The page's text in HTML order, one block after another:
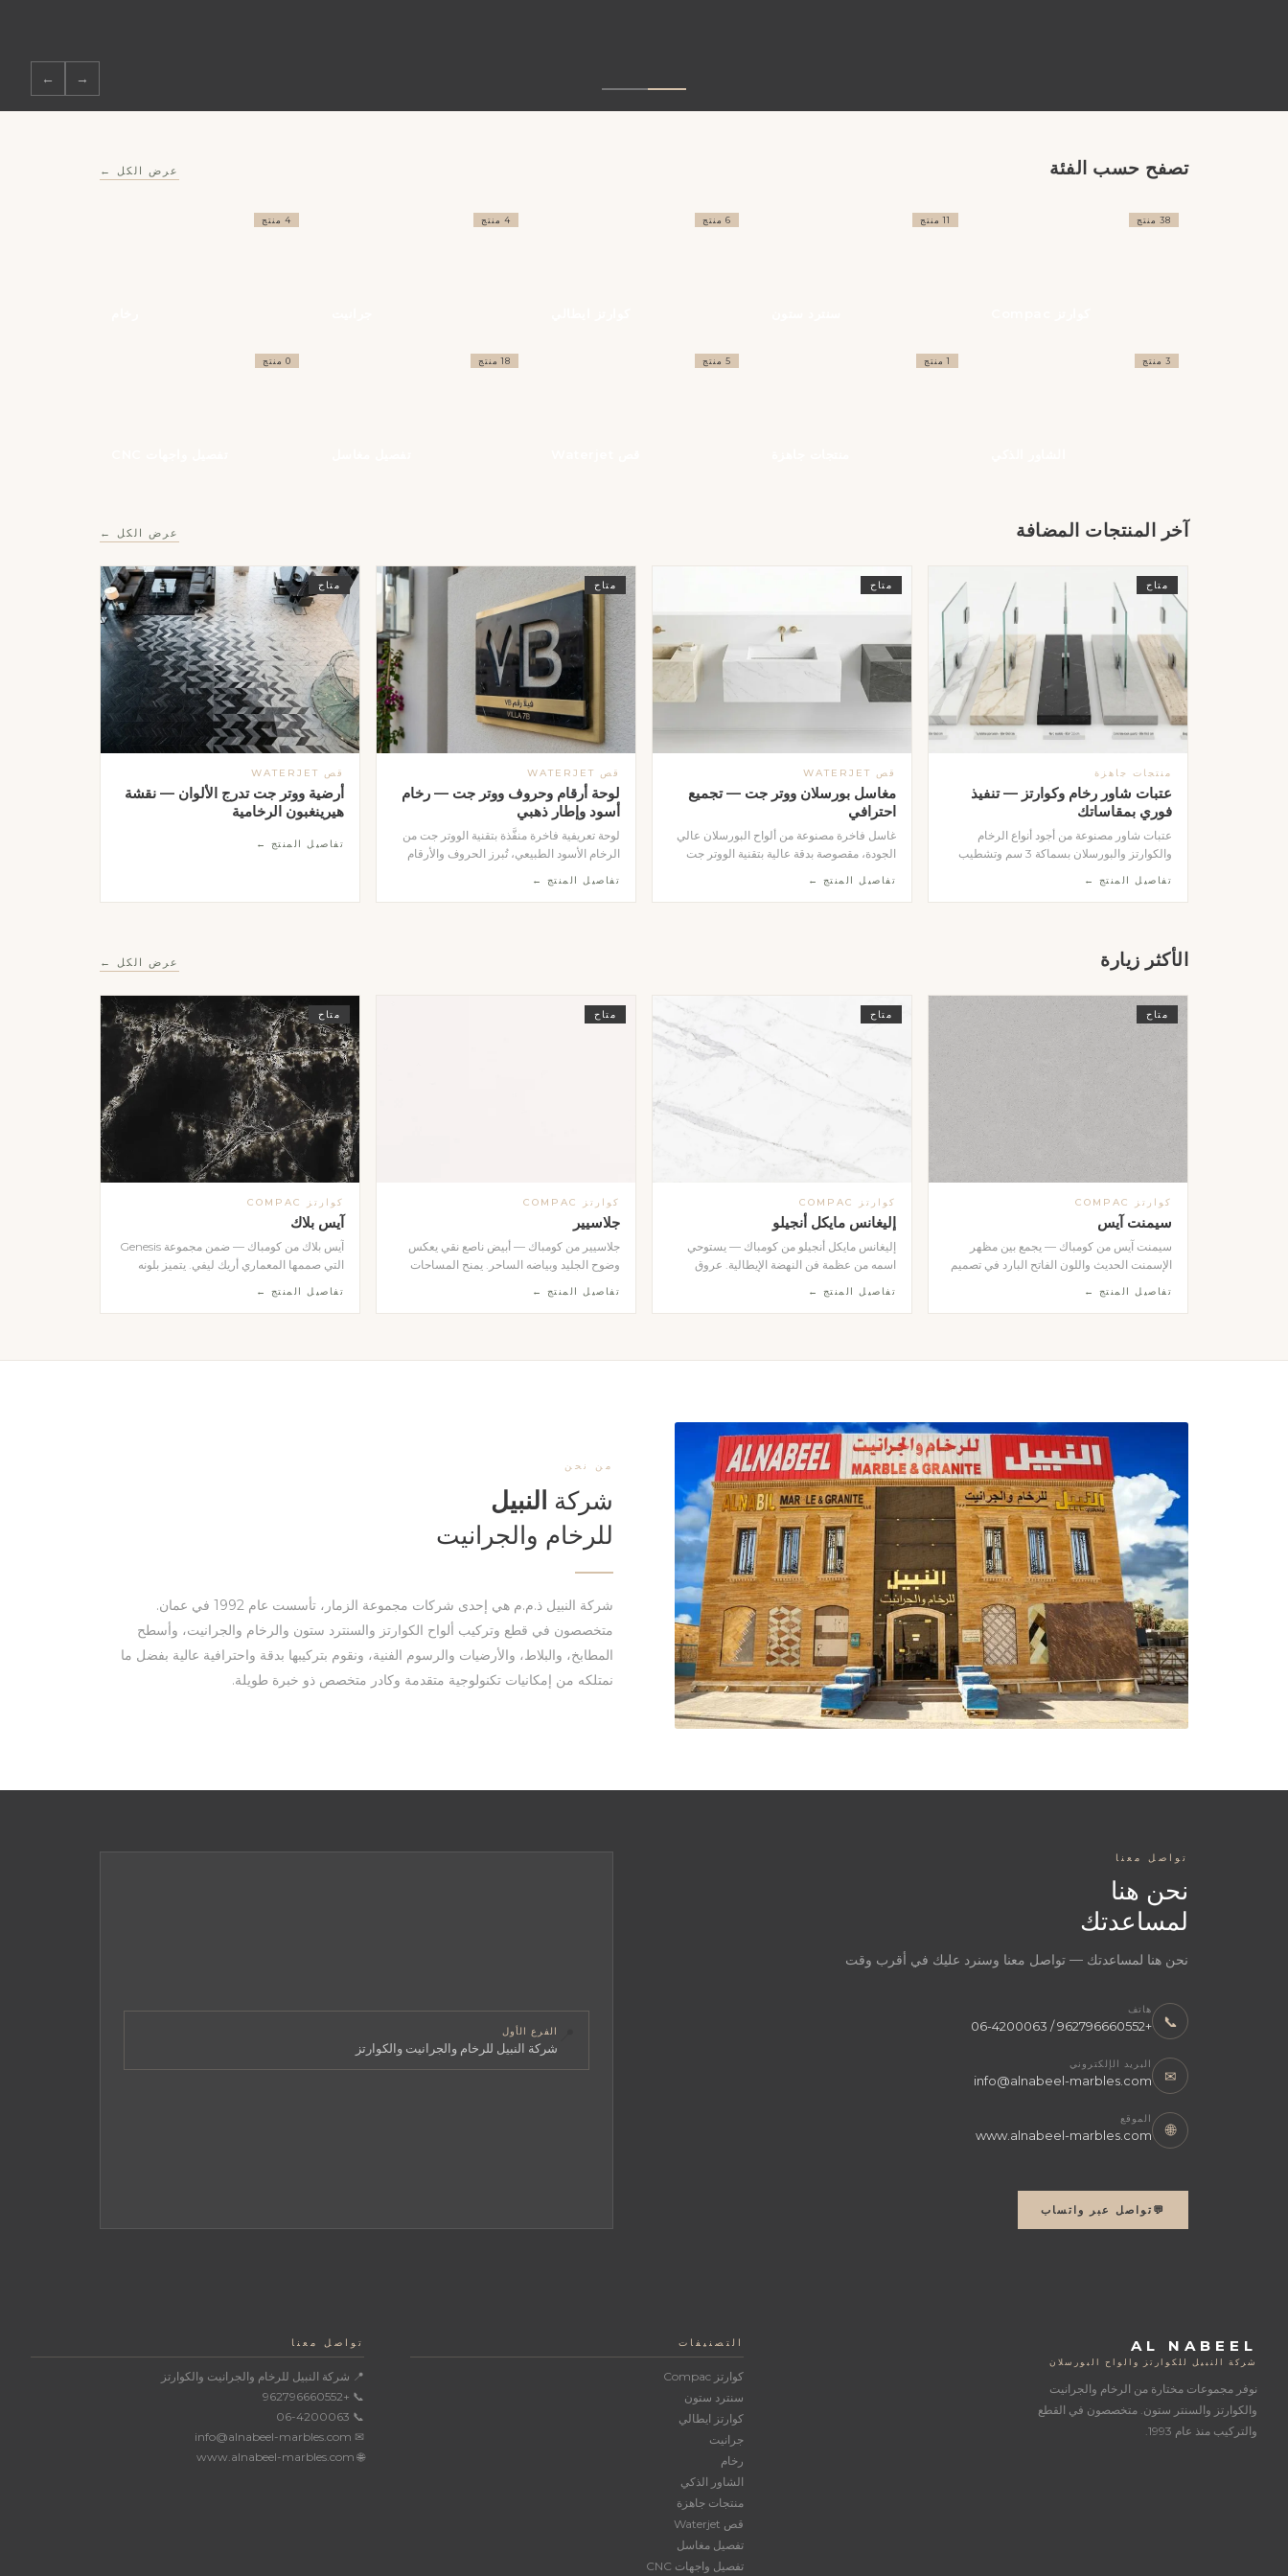
→
←
تصفح حسب الفئة عرض الكل ←
38 منتج 11 منتج 6 منتج 4 منتج 4 منتج
3 منتج 1 منتج 5 منتج 18 منتج 0 منتج
آخر المنتجات المضافة عرض الكل ←
متاح
منتجات جاهزة
عتبات شاور رخام وكوارتز — تنفيذ
فوري بمقاساتك
عتبات شاور مصنوعة من أجود أنواع الرخام
والكوارتز والبورسلان بسماكة 3 سم وتشطيب
تحتاجه بدقة عالية وفي وقت قياسي، وتتوفر
تفاصيل المنتج ←
متاح
قص WATERJET
مغاسل بورسلان ووتر جت — تجميع
احترافي
غاسل فاخرة مصنوعة من ألواح البورسلان عالي
الجودة، مقصوصة بدقة عالية بتقنية الووتر جت
الأوجه. تتوفر بثلاثة ألوان: البيج الدافئ، الأبيض
تفاصيل المنتج ←
متاح
قص WATERJET
لوحة أرقام وحروف ووتر جت — رخام
أسود وإطار ذهبي
لوحة تعريفية فاخرة منفَّذة بتقنية الووتر جت من
الرخام الأسود الطبيعي، تُبرز الحروف والأرقام
بشكل مميز. تحيط بها إطار معدني ذهبي مصقول
تفاصيل المنتج ←
متاح
قص WATERJET
أرضية ووتر جت تدرج الألوان — نقشة
هيرينغبون الرخامية
تفاصيل المنتج ←
الأكثر زيارة عرض الكل ←
متاح
كوارتز COMPAC
سيمنت آيس
سيمنت آيس من كومباك — يجمع بين مظهر
الإسمنت الحديث واللون الفاتح البارد في تصميم
أسلوب إندستريال أنيق وراقٍ.
تفاصيل المنتج ←
متاح
كوارتز COMPAC
إليغانس مايكل أنجيلو
إليغانس مايكل أنجيلو من كومباك — يستوحي
اسمه من عظمة فن النهضة الإيطالية. عروق
يليق بأرقى المشاريع السكنية والتجارية.
تفاصيل المنتج ←
متاح
كوارتز COMPAC
جلاسيير
جلاسيير من كومباك — أبيض ناصع نقي يعكس
وضوح الجليد وبياضه الساحر. يمنح المساحات
للمطابخ العصرية الأنيقة.
تفاصيل المنتج ←
متاح
كوارتز COMPAC
آيس بلاك
آيس بلاك من كومباك — ضمن مجموعة Genesis
التي صممها المعماري أريك ليفي. يتميز بلونه
التناقض بين الظلام والضوء في تصميم استثنائي.
تفاصيل المنتج ←
من نحن
شركة النبيل
للرخام والجرانيت
شركة النبيل ذ.م.م هي إحدى شركات مجموعة الزمار، تأسست عام 1992 في عمان.
متخصصون في قطع وتركيب ألواح الكوارتز والسنترد ستون والرخام والجرانيت، وأسطح
المطابخ، والبلاط، والأرضيات والرسوم الفنية، ونقوم بتركيبها بدقة واحترافية عالية بفضل ما
نمتلكه من إمكانيات تكنولوجية متقدمة وكادر متخصص ذو خبرة طويلة.
تواصل معنا
نحن هنا
لمساعدتك
نحن هنا لمساعدتك — تواصل معنا وسنرد عليك في أقرب وقت
📞
هاتف
+962796660552 / 06-4200063
✉
البريد الإلكتروني
info@alnabeel-marbles.com
🌐
الموقع
www.alnabeel-marbles.com
💬 تواصل عبر واتساب
الفرع الأول
شركة النبيل للرخام والجرانيت والكوارتز
AL NABEEL
شركة النبيل للكوارتز والواح البورسلان
نوفر مجموعات مختارة من الرخام والجرانيت
والكوارتز والسنتر ستون. متخصصون في القطع
والتركيب منذ عام 1993.
التصنيفات
كوارتز Compac
سنترد ستون
كوارتز ايطالي
جرانيت
رخام
الشاور الذكي
منتجات جاهزة
قص Waterjet
تفصيل مغاسل
تفصيل واجهات CNC
تواصل معنا
📍 شركة النبيل للرخام والجرانيت والكوارتز
📞 +962796660552
📞 06-4200063
✉ info@alnabeel-marbles.com
🌐 www.alnabeel-marbles.com